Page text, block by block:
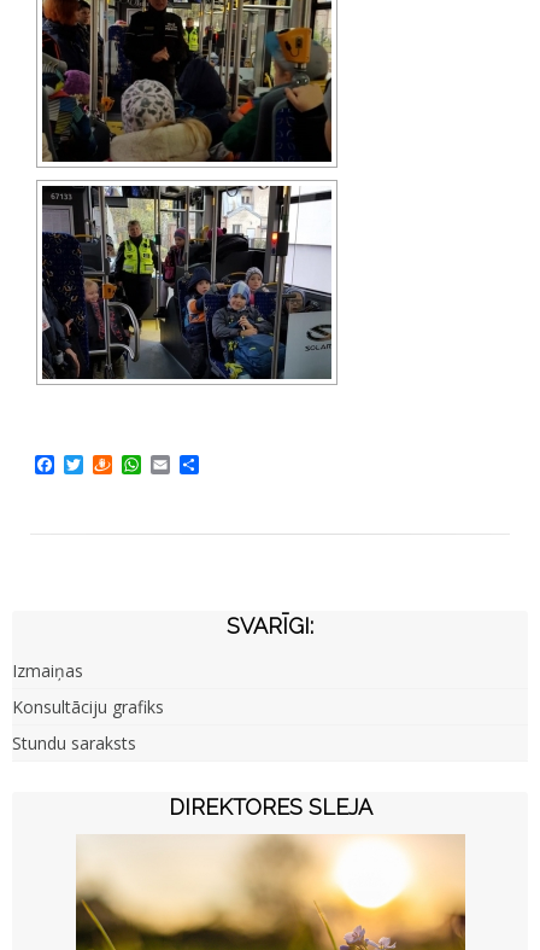
Facebook
TwitterDraugiem
WhatsApp
Email
SVARĪGI:
Izmaiņas
Konsultāciju grafiks
Stundu saraksts
DIREKTORES SLEJA